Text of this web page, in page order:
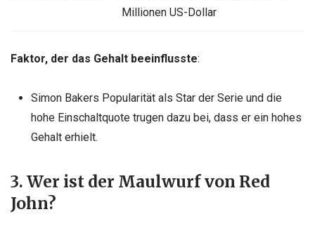
Millionen US-Dollar
Faktor, der das Gehalt beeinflusste:
Simon Bakers Popularität als Star der Serie und die
hohe Einschaltquote trugen dazu bei, dass er ein hohes
Gehalt erhielt.
3. Wer ist der Maulwurf von Red
John?